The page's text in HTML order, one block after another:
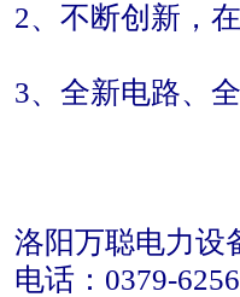
2、不断创新，
3、全新电路、
洛阳万聪电力设
电话：0379-